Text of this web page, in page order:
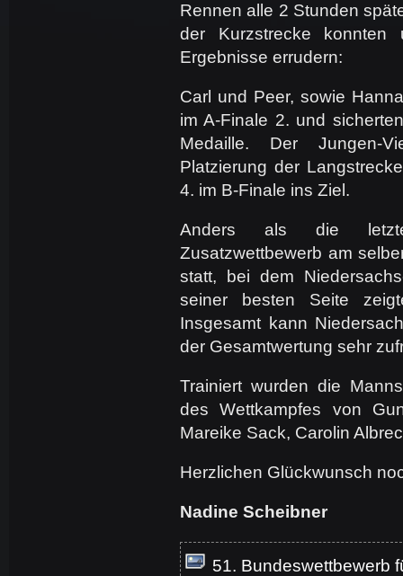
Rennen alle 2 Stunden
der Kurzstrecke konnten
Ergebnisse errudern:
Carl und Peer, sowie
im A-Finale 2. und
Medaille. Der Jungen-
Platzierung der
4. im B-Finale ins Ziel.
Anders als die
Zusatzwettbewerb am
statt, bei dem
seiner besten Seite
Insgesamt kann
der Gesamtwertung sehr
Trainiert wurden die
des Wettkampfes von
Mareike Sack, Carolin
Herzlichen Glückwunsch
Nadine Scheibner
51. Bundeswettbewerb